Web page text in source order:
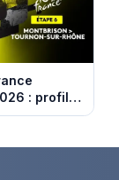
: profil
de la 6e
et